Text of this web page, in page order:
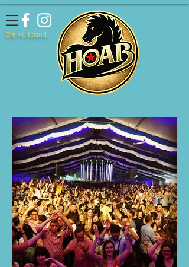
Die Kultband.